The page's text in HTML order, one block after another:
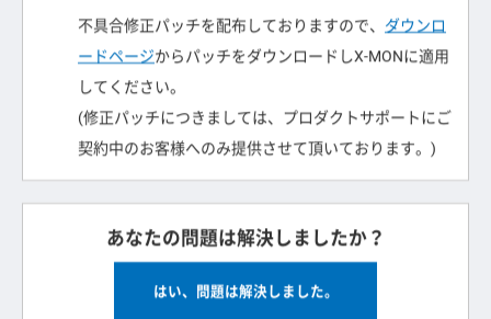
不具合修正パッチを配布しておりますので、 ダウンロ
ードページからパッチをダウンロードしX-MONに適用
してください。
(修正パッチにつきましては、プロダクトサポートにご
契約中のお客様へのみ提供させて頂いております。)
あなたの問題は解決しましたか？
はい、問題は解決しました。